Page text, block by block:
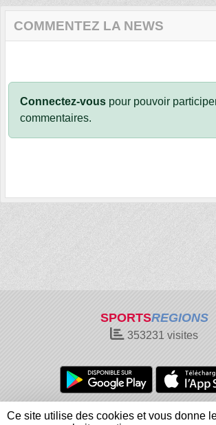
COMMENTEZ LA NEWS
Connectez-vous pour pouvoir
commentaires.
SPORTSREGIONS
353231 visites
Charte cookies
Gestion des
Ce site utilise des cookies et vous donne